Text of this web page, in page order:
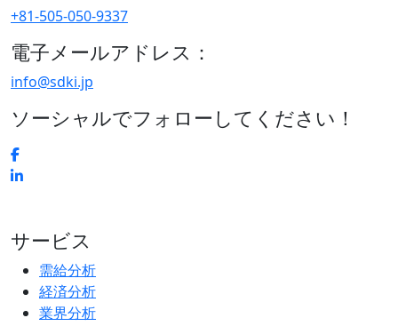
+81-505-050-9337
電子メールアドレス：
info@sdki.jp
ソーシャルでフォローしてください！
サービス
需給分析
経済分析
業界分析